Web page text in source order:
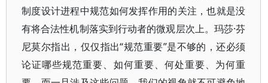
制度设计进程中规范如何发挥作用的关注，也就是没
有将合法性机制落实到行动者的微观层次上。玛莎·芬
尼莫尔指出，仅仅指出“规范重要”是不够的，还必须
论证哪些规范重要、如何重要、何处重要、为何重